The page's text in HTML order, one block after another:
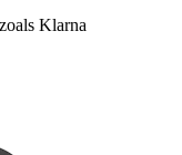
Klarna